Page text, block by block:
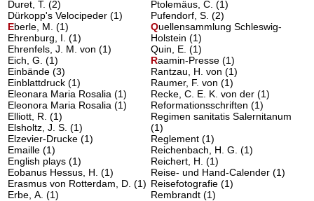
Duret, T.(2)
Dürkopp's Velocipeder(1)
Eberle, M.(1)
Ehrenburg, I.(1)
Ehrenfels, J. M. von(1)
Eich, G.(1)
Einbände(3)
Einblattdruck(1)
Eleonara Maria Rosalia(1)
Eleonora Maria Rosalia(1)
Elliott, R.(1)
Elsholtz, J. S.(1)
Elzevier-Drucke(1)
Emaille(1)
English plays(1)
Eobanus Hessus, H.(1)
Erasmus von Rotterdam, D.(1)
Erbe, A.(1)
Ptolemäus, C.(1)
Pufendorf, S.(2)
Quellensammlung Schleswig-
Holstein(1)
Quin, E.(1)
Raamin-Presse(1)
Rantzau, H. von(1)
Raumer, F. von(1)
Recke, C. E. K. von der(1)
Reformationsschriften(1)
Regimen sanitatis Salernitanum
(1)
Reglement(1)
Reichenbach, H. G.(1)
Reichert, H.(1)
Reise- und Hand-Calender(1)
Reisefotografie(1)
Rembrandt(1)